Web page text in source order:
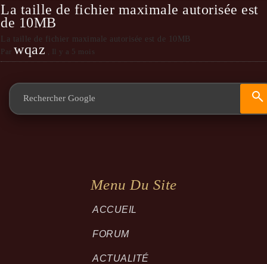
La taille de fichier maximale autorisée est
de 10MB
La taille de fichier maximale autorisée est de 10MB
Par wqaz Il y a 5 mois
Menu Du Site
ACCUEIL
FORUM
ACTUALITÉ